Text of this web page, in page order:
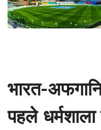
भारत-
पहले